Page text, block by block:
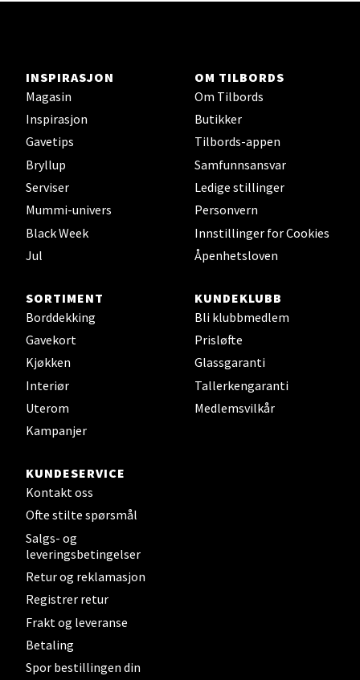
INSPIRASJON
Magasin
Inspirasjon
Gavetips
Bryllup
Serviser
Mummi-univers
Black Week
Jul
OM TILBORDS
Om Tilbords
Butikker
Tilbords-appen
Samfunnsansvar
Ledige stillinger
Personvern
Innstillinger for Cookies
Åpenhetsloven
SORTIMENT
Borddekking
Gavekort
Kjøkken
Interiør
Uterom
Kampanjer
KUNDEKLUBB
Bli klubbmedlem
Prisløfte
Glassgaranti
Tallerkengaranti
Medlemsvilkår
KUNDESERVICE
Kontakt oss
Ofte stilte spørsmål
Salgs- og
leveringsbetingelser
Retur og reklamasjon
Registrer retur
Frakt og leveranse
Betaling
Spor bestillingen din
Bergen - Horisont
Myrdalsvegen 2, 5130 Nyborg
Åpent i dag 10-21
Velg
Sandefjord - Hvaltorvet
Torget 7, 3210 Sandefjord
Åpent i dag 10-20
Velg
Tromsø - Jekta Storsenter
Karlsøyveien 12, 9015 Tromsø
Åpent i dag 10-21